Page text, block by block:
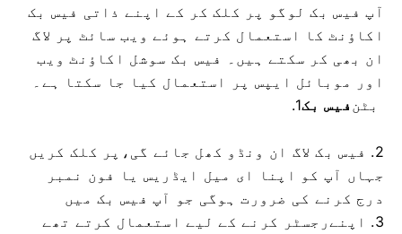
آپ فیس بک لوگو پر کلک کر کے اپنے ذاتی فیس بک
اکاؤنٹ کا استعمال کرتے ہوئے ویب سائٹ پر لاگ
ان بھی کر سکتے ہیں۔ فیس بک سوشل اکاؤنٹ ویب
اور موبائل ایپس پر استعمال کیا جا سکتا ہے۔
1.فیس بک بٹن
پر کلک کریں 2. فیس بک لاگ ان ونڈو کھل جائے گی،
جہاں آپ کو اپنا ای میل ایڈریس یا فون نمبر
درج کرنے کی ضرورت ہوگی جو آپ فیس بک میں
رجسٹر کرنے کے لیے استعمال کرتے تھے 3. اپنے